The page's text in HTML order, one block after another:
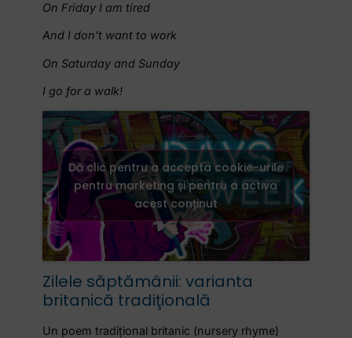
On Friday I am tired
And I don’t want to work
On Saturday and Sunday
I go for a walk!
Dă clic pentru a accepta cookie-urile
pentru marketing și pentru a activa
acest conținut
Zilele săptămânii: varianta
britanică tradiţională
Un poem tradițional britanic (nursery rhyme)